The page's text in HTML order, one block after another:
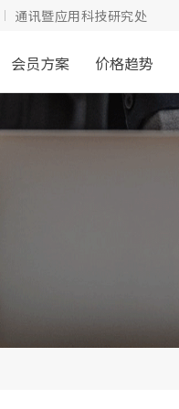
通讯暨应用科技研究处
会员方案 价格趋势